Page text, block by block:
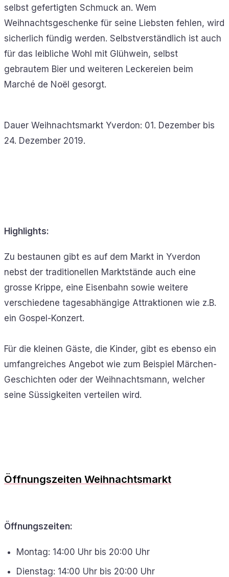
selbst gefertigten Schmuck an. Wem
Weihnachtsgeschenke für seine Liebsten fehlen, wird
sicherlich fündig werden. Selbstverständlich ist auch
für das leibliche Wohl mit Glühwein, selbst
gebrautem Bier und weiteren Leckereien beim
Marché de Noël gesorgt.
Dauer Weihnachtsmarkt Yverdon: 01. Dezember bis
24. Dezember 2019.
Highlights:
Zu bestaunen gibt es auf dem Markt in Yverdon
nebst der traditionellen Marktstände auch eine
grosse Krippe, eine Eisenbahn sowie weitere
verschiedene tagesabhängige Attraktionen wie z.B.
ein Gospel-Konzert.
Für die kleinen Gäste, die Kinder, gibt es ebenso ein
umfangreiches Angebot wie zum Beispiel Märchen-
Geschichten oder der Weihnachtsmann, welcher
seine Süssigkeiten verteilen wird.
Öffnungszeiten Weihnachtsmarkt
Öffnungszeiten:
Montag: 14:00 Uhr bis 20:00 Uhr
Dienstag: 14:00 Uhr bis 20:00 Uhr